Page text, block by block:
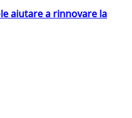
aiutare a rinnovare la